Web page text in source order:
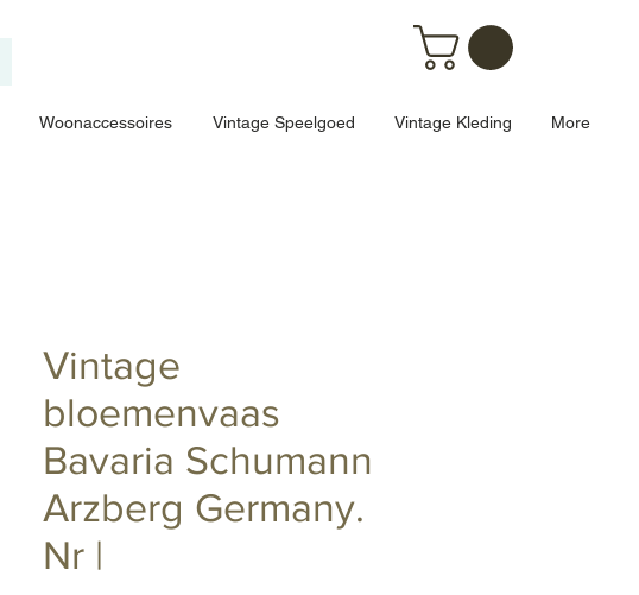
Woonaccessoires Vintage Speelgoed Vintage Kleding More
Vintage
bloemenvaas
Bavaria Schumann
Arzberg Germany.
Nr |